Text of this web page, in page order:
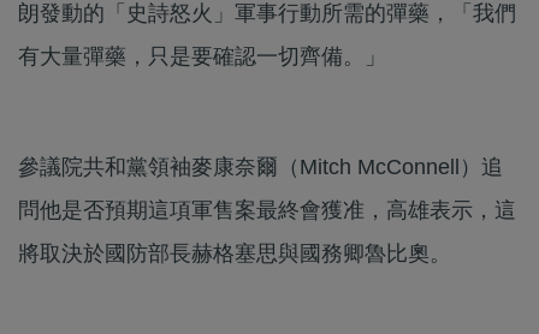
朗發動的「史詩怒火」軍事行動所需的彈藥，「我們
有大量彈藥，只是要確認一切齊備。」
參議院共和黨領袖麥康奈爾（Mitch McConnell）追
問他是否預期這項軍售案最終會獲准，高雄表示，這
將取決於國防部長赫格塞思與國務卿魯比奧。